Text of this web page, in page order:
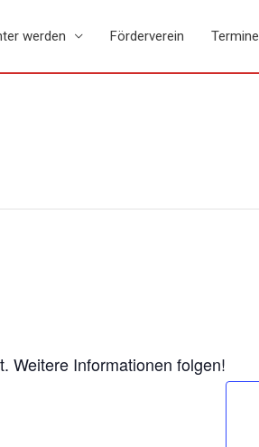
werden Förderverein Termine
Weitere Informationen folgen!